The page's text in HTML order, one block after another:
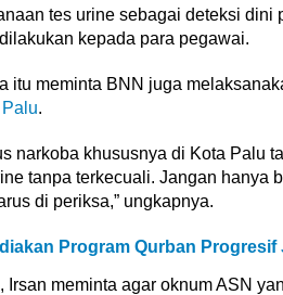
tes urine sebagai deteksi
kepada para pegawai.
itu meminta BNN juga
.
narkoba khususnya di Kota Palu
tanpa terkecuali. Jangan hanya
di periksa,” ungkapnya.
Program Qurban Progresif
Irsan meminta agar oknum ASN